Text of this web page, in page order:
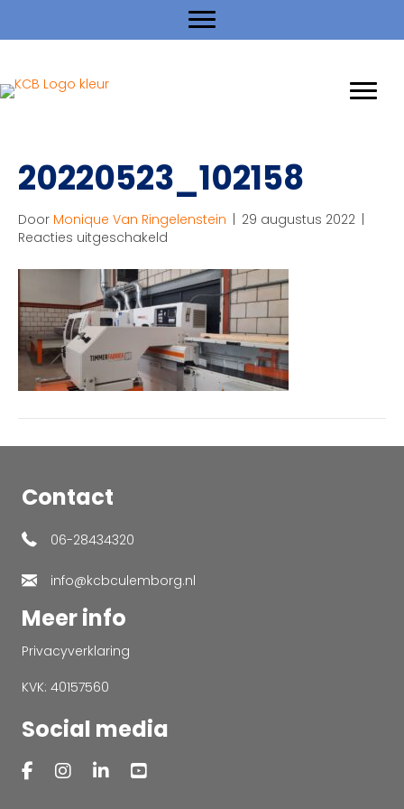
20220523_102158
Door Monique Van Ringelenstein 29 augustus 2022
Reacties uitgeschakeld
Contact
06-28434320
info@kcbculemborg.nl
Meer info
Privacyverklaring
KVK: 40157560
Social media